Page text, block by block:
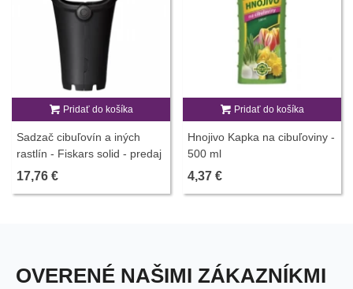
Pridať do košíka
Sadzač cibuľovín a iných
rastlín - Fiskars solid - predaj
pestovateľských pomôcok -
17,76 €
Pridať do košíka
Hnojivo Kapka na cibuľoviny -
500 ml
4,37 €
OVERENÉ NAŠIMI ZÁKAZNÍKMI